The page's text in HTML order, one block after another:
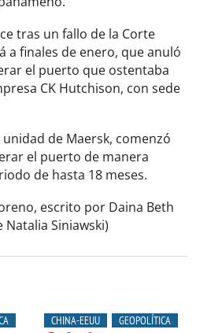
tras un fallo de la Corte
a finales de enero, que anuló
el puerto que ostentaba
CK Hutchison, con sede
de Maersk, comenzó
el puerto de manera
de hasta 18 meses.
escrito por Daina Beth
Siniawski)
CHINA-EEUU GEOPOLÍTICA